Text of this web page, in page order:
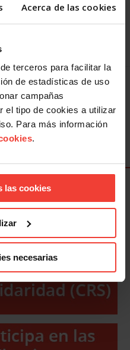
Acerca de las cookies
terceros para facilitar la
de estadísticas de uso
campañas
el tipo de cookies a utilizar
Para más información
.
las cookies
necesarias
un seminario sobre la
los…